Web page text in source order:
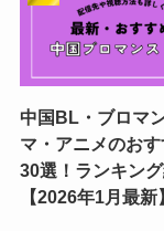
中国BL・ブロマ
マ・アニメのお
30選！ランキン
【2026年1月最新】